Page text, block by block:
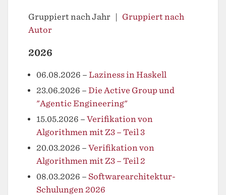
Gruppiert nach Jahr | Gruppiert nach
Autor
2026
06.08.2026 – Laziness in Haskell
23.06.2026 – Die Active Group und
"Agentic Engineering"
15.05.2026 – Verifikation von
Algorithmen mit Z3 – Teil 3
20.03.2026 – Verifikation von
Algorithmen mit Z3 – Teil 2
08.03.2026 – Softwarearchitektur-
Schulungen 2026